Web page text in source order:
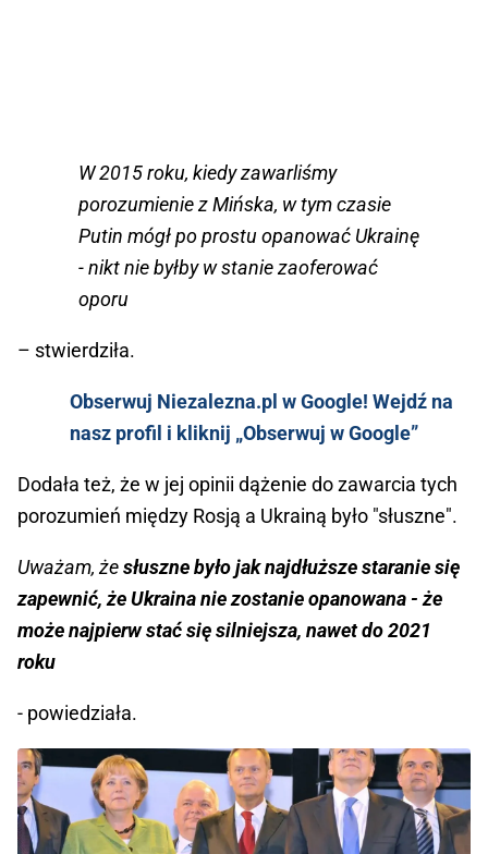
W 2015 roku, kiedy zawarliśmy
porozumienie z Mińska, w tym czasie
Putin mógł po prostu opanować Ukrainę
- nikt nie byłby w stanie zaoferować
oporu
– stwierdziła.
Obserwuj Niezalezna.pl w Google! Wejdź na
nasz profil i kliknij „Obserwuj w Google”
Dodała też, że w jej opinii dążenie do zawarcia tych
porozumień między Rosją a Ukrainą było "słuszne".
Uważam, żesłuszne było jak najdłuższe staranie się
zapewnić, że Ukraina nie zostanie opanowana - że
może najpierw stać się silniejsza, nawet do 2021
roku
- powiedziała.